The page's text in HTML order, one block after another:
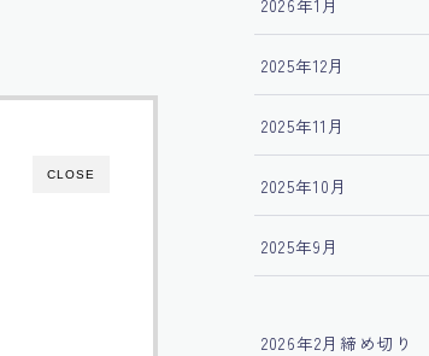
CLOSE
2026年1月
2025年12月
2025年11月
2025年10月
2025年9月
2026年2月締め切り